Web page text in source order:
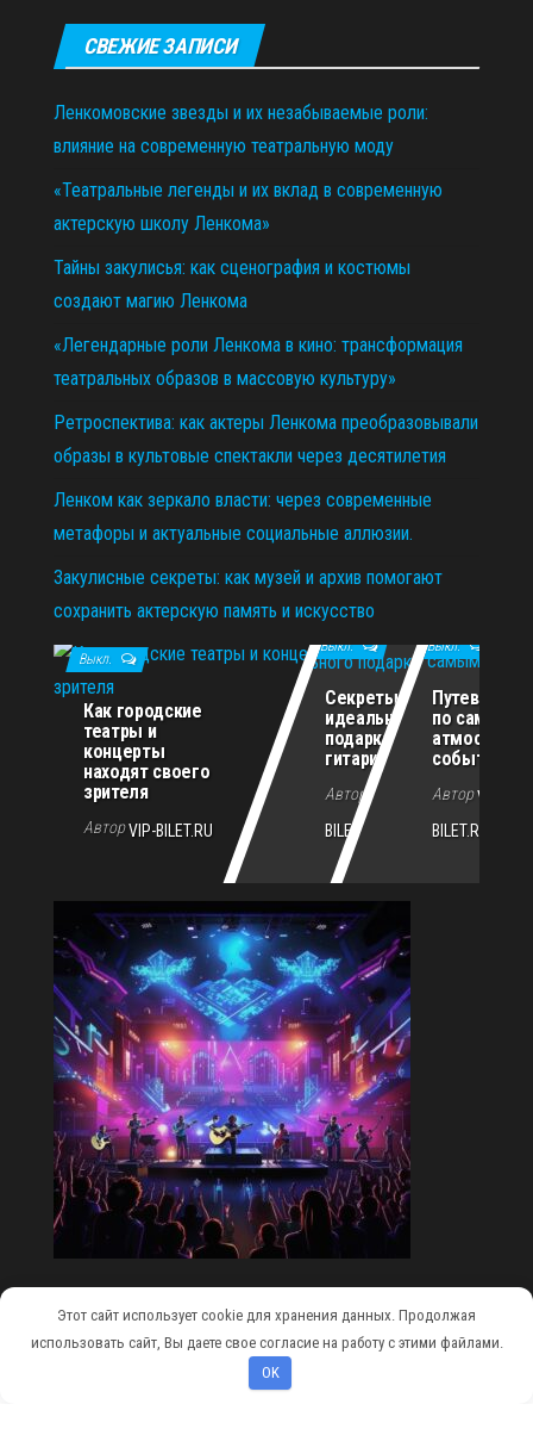
СВЕЖИЕ ЗАПИСИ
Ленкомовские звезды и их незабываемые роли:
влияние на современную театральную моду
«Театральные легенды и их вклад в современную
актерскую школу Ленкома»
Тайны закулисья: как сценография и костюмы
создают магию Ленкома
«Легендарные роли Ленкома в кино: трансформация
театральных образов в массовую культуру»
Ретроспектива: как актеры Ленкома преобразовывали
образы в культовые спектакли через десятилетия
Ленком как зеркало власти: через современные
метафоры и актуальные социальные аллюзии.
Закулисные секреты: как музей и архив помогают
сохранить актерскую память и искусство
02.07.2026
Выкл.
Как городские
театры и
концерты
находят своего
зрителя
АвторVIP-BILET.RU
11.12.2025
Выкл.
Секреты
идеального
подарка для
гитариста
Автор VIP-
BILET.RU
Выкл.
по самым
событиям
АвторVIP-
BILET.RU
Сайт работает на WordPress Тема: Envo Magazine
Этот сайт использует cookie для хранения данных. Продолжая
использовать сайт, Вы даете свое согласие на работу с этими файлами.
OK